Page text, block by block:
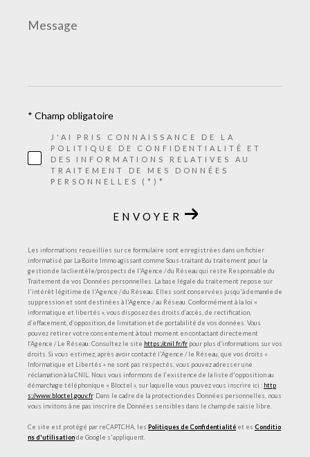
Message
*
J'AI PRIS CONNAISSANCE DE LA
POLITIQUE DE CONFIDENTIALITÉ ET
DES INFORMATIONS RELATIVES AU
TRAITEMENT DE MES DONNÉES
PERSONNELLES (*)*
* Champ obligatoire
ENVOYER
Les informations recueillies sur ce formulaire sont enregistrées dans un fichier
informatisé par La Boite Immo agissant comme Sous-traitant du traitement pour la
gestion de la clientèle/prospects de l'Agence / du Réseau qui reste Responsable du
Traitement de vos Données personnelles. La base légale du traitement repose sur
l'intérêt légitime de l'Agence / du Réseau. Elles sont conservées jusqu'à demande de
suppression et sont destinées à l'Agence / au Réseau. Conformément à la loi «
informatique et libertés », vous disposez des droits d’accès, de rectification,
d’effacement, d’opposition, de limitation et de portabilité de vos données. Vous
pouvez retirer votre consentement à tout moment en contactant directement
l’Agence / Le Réseau. Consultez le site https://cnil.fr/fr pour plus d’informations sur vos
droits. Si vous estimez, après avoir contacté l'Agence / le Réseau, que vos droits «
Informatique et Libertés » ne sont pas respectés, vous pouvez adresser une
réclamation à la CNIL. Nous vous informons de l’existence de la liste d'opposition au
démarchage téléphonique « Bloctel », sur laquelle vous pouvez vous inscrire ici : http
s://www.bloctel.gouv.fr. Dans le cadre de la protection des Données personnelles, nous
vous invitons à ne pas inscrire de Données sensibles dans le champ de saisie libre.
Ce site est protégé par reCAPTCHA, les Politiques de Confidentialité et es Conditio
ns d'utilisationde Google s'appliquent.